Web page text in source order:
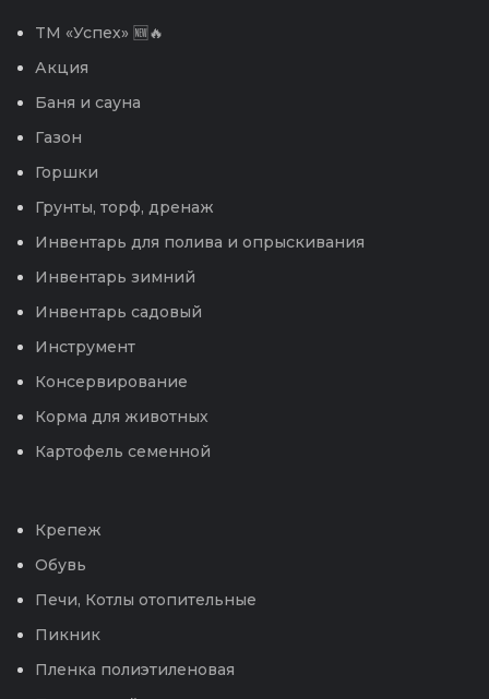
TM «Успех» 🆕🔥
Акция
Баня и сауна
Газон
Горшки
Грунты, торф, дренаж
Инвентарь для полива и опрыскивания
Инвентарь зимний
Инвентарь садовый
Инструмент
Консервирование
Корма для животных
Картофель семенной
Крепеж
Обувь
Печи, Котлы отопительные
Пикник
Пленка полиэтиленовая